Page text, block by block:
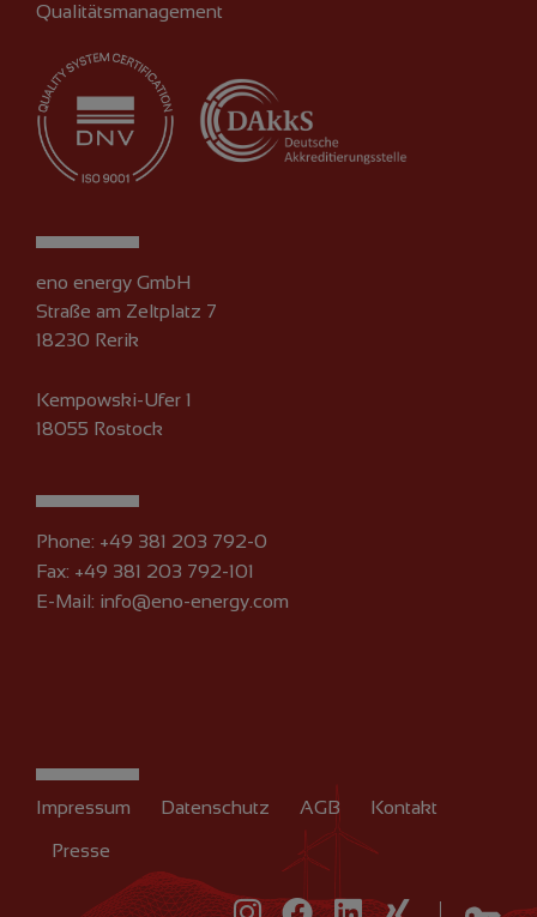
Qualitätsmanagement
eno energy GmbH
Straße am Zeltplatz 7
18230 Rerik
Kempowski-Ufer 1
18055 Rostock
Phone: +49 381 203 792-0
Fax: +49 381 203 792-101
E-Mail: info@eno-energy.com
Impressum Datenschutz AGB Kontakt
Presse